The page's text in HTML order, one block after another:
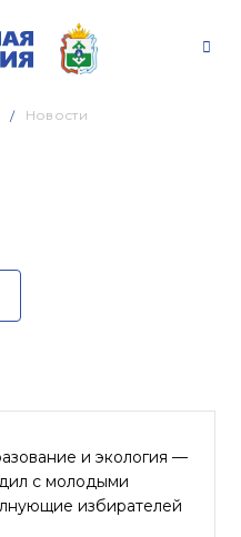
Новости
и экология —
с молодыми
избирателей